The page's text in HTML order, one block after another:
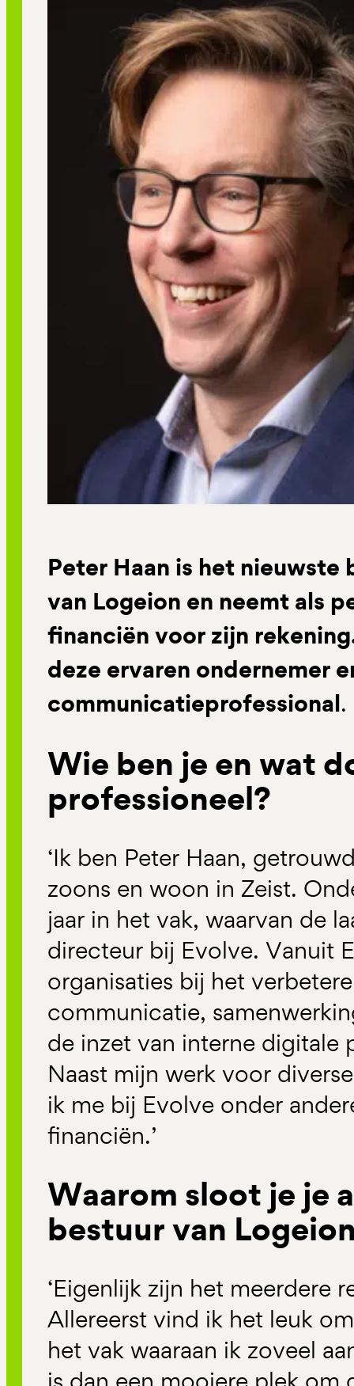
Peter Haan is het nieuwste
van Logeion en neemt als
financiën voor zijn
deze ervaren ondernemer
communicatieprofessional.
Wie ben je en wat
professioneel?
‘Ik ben Peter Haan,
zoons en woon in Zeist.
jaar in het vak, waarvan de
directeur bij Evolve. Vanuit
organisaties bij het
communicatie,
de inzet van interne digitale
Naast mijn werk voor
ik me bij Evolve onder
financiën.’
Waarom sloot je je
bestuur van
‘Eigenlijk zijn het meerdere
Allereerst vind ik het leuk
het vak waaraan ik zoveel